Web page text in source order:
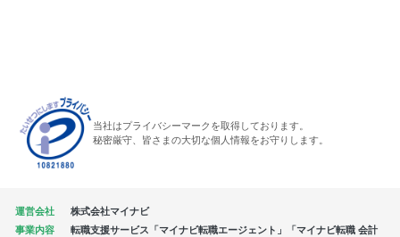
当社はプライバシーマークを取得しております。
秘密厳守、皆さまの大切な個人情報をお守りします。
運営会社
株式会社マイナビ
事業内容
転職支援サービス「マイナビ転職エージェント」「マイナビ転職 会計